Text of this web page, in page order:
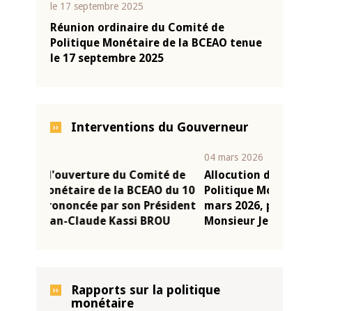
le 17 septembre 2025
Réunion ordinaire du Comité de
Politique Monétaire de la BCEAO tenue
le 17 septembre 2025
Interventions du Gouverneur
Allocution d'ouverture du Comité de
Politique Monétaire de la BCEAO du 4
mars 2026, prononcée par son Président
Monsieur Jean-Claude Kassi BROU
Rapports sur la politique
monétaire